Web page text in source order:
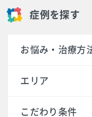
症例を探す
お悩み・治療方
エリア
こだわり条件